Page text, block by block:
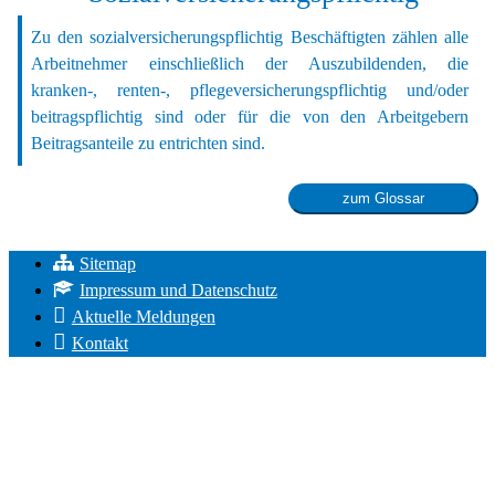
Zu den sozialversicherungspflichtig Beschäftigten zählen alle
Arbeitnehmer einschließlich der Auszubildenden, die
kranken-, renten-, pflegeversicherungspflichtig und/oder
beitragspflichtig sind oder für die von den Arbeitgebern
Beitragsanteile zu entrichten sind.
Sitemap
Impressum und Datenschutz
Aktuelle Meldungen
Kontakt
Notwendig
Diese
Cookies
sind nicht
optional.